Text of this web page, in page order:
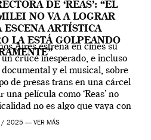
DE ‘REAS’: “EL
NO VA A LOGRAR
ESCENA ARTÍSTICA
LA ESTÁ GOLPEANDO
Aires estrena en cines su
cruce inesperado, e incluso
y el musical, sobre
de presas trans en una cárcel
película como ‘Reas’ no
no es algo que vaya con
artista, […]
/ 2025 — VER MÁS